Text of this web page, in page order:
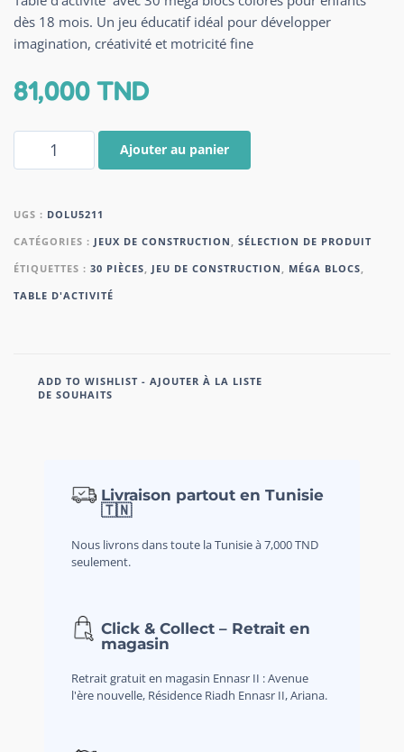
dès 18 mois. Un jeu éducatif idéal pour développer
imagination, créativité et motricité fine
81,000TND
Ajouter au panier
UGS : DOLU5211
CATÉGORIES : JEUX DE CONSTRUCTION
SÉLECTION DE PRODUIT
ÉTIQUETTES : 30 PIÈCES JEU DE CONSTRUCTION MÉGA BLOCS
TABLE D'ACTIVITÉ
ADD TO WISHLIST - AJOUTER À LA LISTE
DE SOUHAITS
Livraison partout en Tunisie
🇹🇳
Nous livrons dans toute la Tunisie à 7,000 TND
seulement.
Click & Collect – Retrait en
magasin
Retrait gratuit en magasin Ennasr II : Avenue
l'ère nouvelle, Résidence Riadh Ennasr II, Ariana.